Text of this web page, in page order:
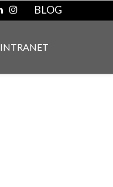
BLOG
INTRANET